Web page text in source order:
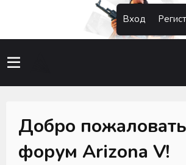
Вход
Добро
форум Arizona V!